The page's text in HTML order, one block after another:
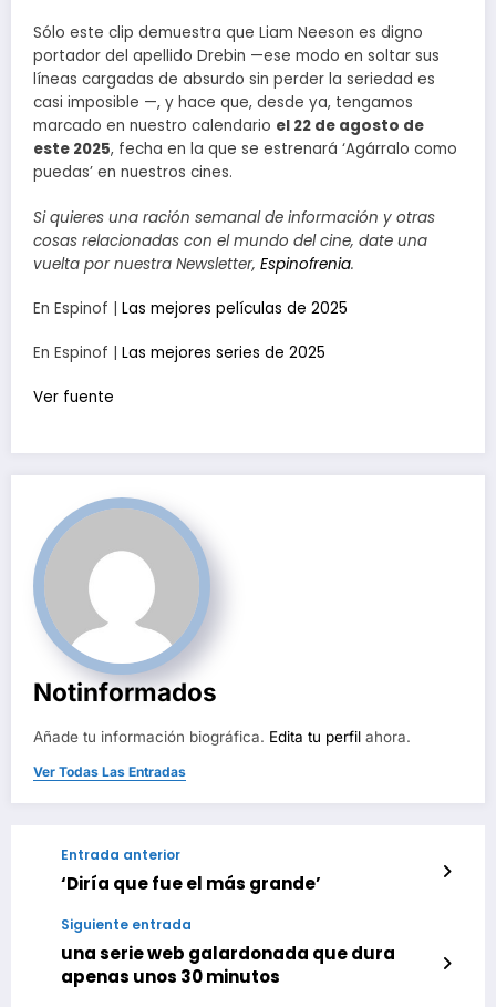
Sólo este clip demuestra que Liam Neeson es digno
portador del apellido Drebin —ese modo en soltar sus
líneas cargadas de absurdo sin perder la seriedad es
casi imposible —, y hace que, desde ya, tengamos
marcado en nuestro calendario el 22 de agosto de
este 2025, fecha en la que se estrenará ‘Agárralo como
puedas’ en nuestros cines.
Si quieres una ración semanal de información y otras
cosas relacionadas con el mundo del cine, date una
vuelta por nuestra Newsletter, Espinofrenia.
En Espinof | Las mejores películas de 2025
En Espinof | Las mejores series de 2025
Ver fuente
Notinformados
Añade tu información biográfica. Edita tu perfil ahora.
Ver Todas Las Entradas
Entrada anterior
‘Diría que fue el más grande’
Siguiente entrada
una serie web galardonada que dura
apenas unos 30 minutos